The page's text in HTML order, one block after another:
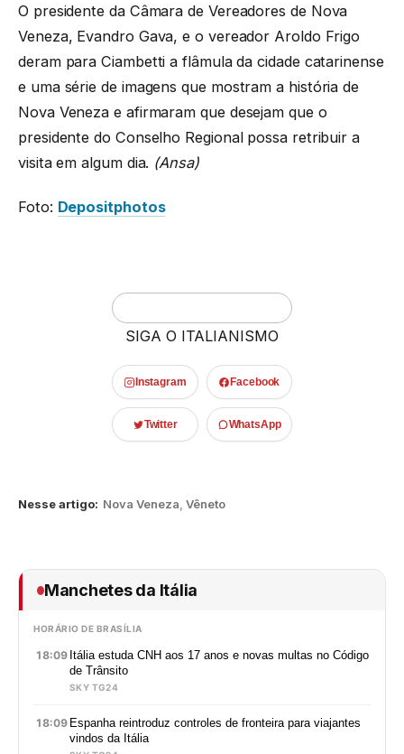
O presidente da Câmara de Vereadores de Nova
Veneza, Evandro Gava, e o vereador Aroldo Frigo
deram para Ciambetti a flâmula da cidade catarinense
e uma série de imagens que mostram a história de
Nova Veneza e afirmaram que desejam que o
presidente do Conselho Regional possa retribuir a
visita em algum dia. (Ansa)
Foto: Depositphotos
SIGA O ITALIANISMO
Instagram Facebook
Twitter WhatsApp
Nesse artigo: Nova Veneza, Vêneto
Manchetes da Itália
HORÁRIO DE BRASÍLIA
18:09 Itália estuda CNH aos 17 anos e novas multas no Código
de Trânsito
SKY TG24
18:09 Espanha reintroduz controles de fronteira para viajantes
vindos da Itália